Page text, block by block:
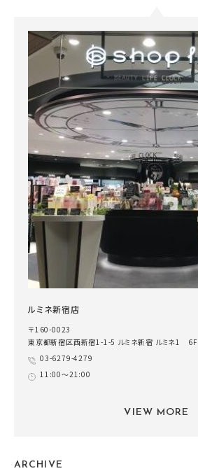
ルミネ新宿店
〒160-0023
東京都新宿区西新宿1-1-5 ルミネ新宿 ルミネ1 6F
03-6279-4279
11:00～21:00
VIEW MORE
ARCHIVE